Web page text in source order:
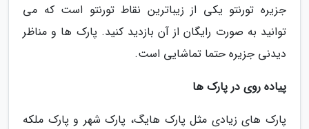
جزیره تورنتو یکی از زیباترین نقاط تورنتو است که می
توانید به صورت رایگان از آن بازدید کنید. پارک ها و مناظر
دیدنی جزیره حتما تماشایی است.
پیاده روی در پارک ها
پارک های زیادی مثل پارک هایگ، پارک شهر و پارک ملکه